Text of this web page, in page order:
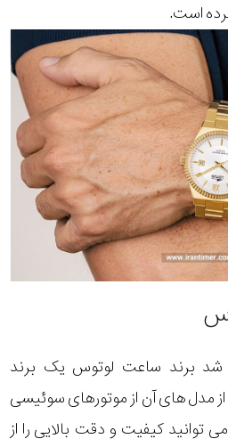
است.
شد برند ساعت لوتوس یک برند
مدل های آن از موتورهای سوئیسی
توانید کیفیت و دقت بالایی را از